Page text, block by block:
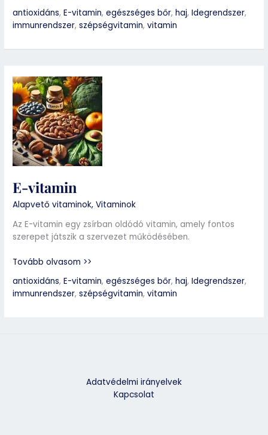
antioxidáns,E-vitamin,egészséges bőr,haj,Idegrendszer,
immunrendszer,szépségvitamin,vitamin
E-vitamin
Alapvető vitaminok,Vitaminok
Az E-vitamin egy zsírban oldódó vitamin, amely fontos
szerepet játszik a szervezet működésében.
E-
vitamin
Tovább olvasom >>
antioxidáns,E-vitamin,egészséges bőr,haj,Idegrendszer,
immunrendszer,szépségvitamin,vitamin
Adatvédelmi irányelvek
Kapcsolat